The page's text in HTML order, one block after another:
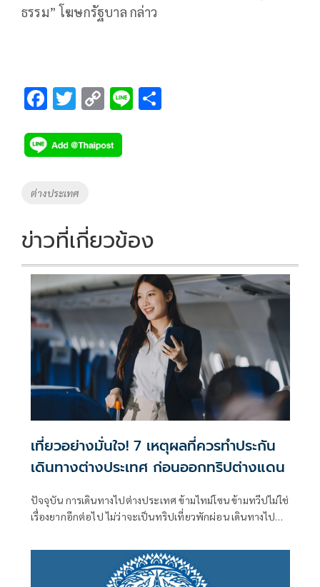
ธรรม” โฆษกรัฐบาล กล่าว
F
e
b
o
k
T
tt
er
C
p
y
k
Li
Tags
ต่างประเทศ
ข่าวที่เกี่ยวข้อง
เที่ยวอย่างมั่นใจ! 7 เหตุผลที่ควรทำประกัน
เดินทางต่างประเทศ ก่อนออกทริปต่างแดน
ปัจจุบัน การเดินทางไปต่างประเทศ ข้ามไทม์โซน ข้ามทวีปไม่ใช่
เรื่องยากอีกต่อไป ไม่ว่าจะเป็นทริปเที่ยวพักผ่อน เดินทางไป
ต้นทุน การสนับสนุนจากที่ทำงาน และเวลา ก็มีโอกาสเดินทาง